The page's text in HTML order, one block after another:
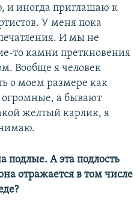
и иногда приглашаю к
У меня пока
И мы не
то камни преткновения
Вообще я человек
о моем размере как
огромные, а бывают
желтый карлик, я
подлые. А эта подлость
отражается в том числе